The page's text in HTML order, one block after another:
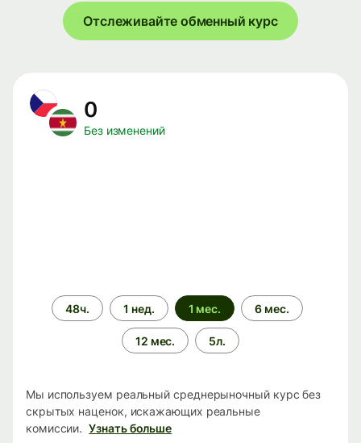
Отслеживайте обменный курс
0
Без изменений
Период
времени
48ч. 1 нед. 1 мес. 6 мес.
12 мес. 5л.
Мы используем реальный среднерыночный курс без
скрытых наценок, искажающих реальные
комиссии. Узнать больше